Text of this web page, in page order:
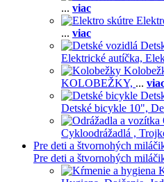
... viac
... viac
Elektrické autíčka,
KOLOBEŽKY, ...
Detské bicykle 10",
Cykloodrážadlá ,
Pre deti a štvornohých
Pre deti a štvornohých